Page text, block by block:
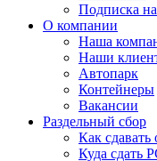
Подписка
О компании
Наша
Наши
Автопарк
Контейнеры
Вакансии
Раздельный сбор
Как сдавать
Куда сдать